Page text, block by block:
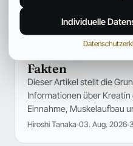
SUPPLEMENTS
Kreatin erklärt:
Fakten
Dieser Artikel stellt die
Informationen über Kreatin
Einnahme, Muskelaufbau
Hiroshi Tanaka 03. Aug. 2026
Individuelle